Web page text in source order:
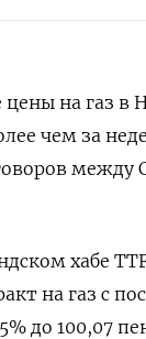
на газ в
чем за
хабе
​на газ с
до 100,07